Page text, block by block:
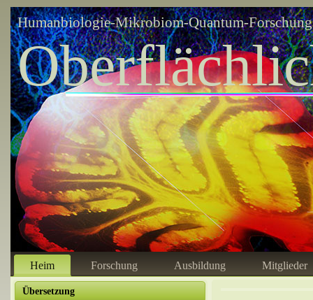
Humanbiologie-Mikrobiom-Quantum-
Heim Forschung Ausbildung Mitglieder
Übersetzung